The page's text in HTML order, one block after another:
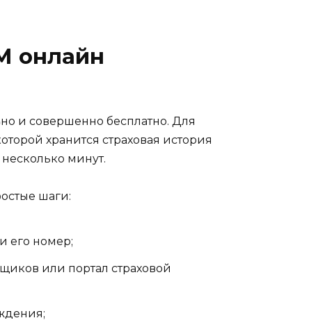
онлайн
и совершенно бесплатно. Для
хранится страховая история
минут.
шаги:
его номер;
или портал страховой